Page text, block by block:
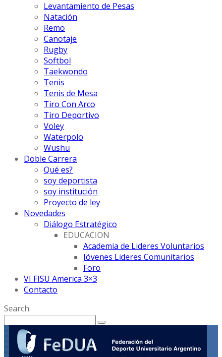
Levantamiento de Pesas
Natación
Remo
Canotaje
Rugby
Softbol
Taekwondo
Tenis
Tenis de Mesa
Tiro Con Arco
Tiro Deportivo
Voley
Waterpolo
Wushu
Doble Carrera
Qué es?
soy deportista
soy institución
Proyecto de ley
Novedades
Diálogo Estratégico
EDUCACION
Academia de Lideres Voluntarios
Jóvenes Lideres Comunitarios
Foro
VI FISU America 3×3
Contacto
Search